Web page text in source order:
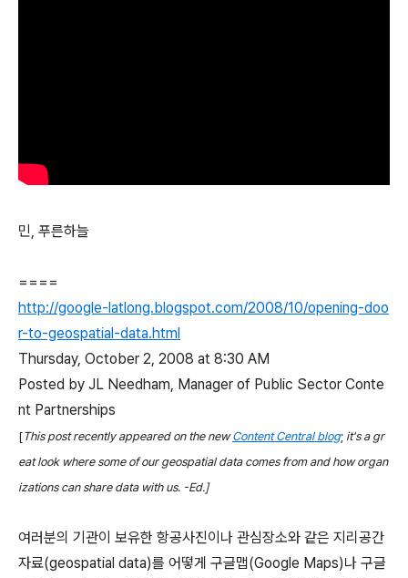
민, 푸른하늘
====
http://google-latlong.blogspot.com/2008/10/opening-doo
r-to-geospatial-data.html
Thursday, October 2, 2008 at 8:30 AM
Posted by JL Needham, Manager of Public Sector Conte
nt Partnerships
[This post recently appeared on the newContent Central blog; it's a gr
eat look where some of our geospatial data comes from and how organ
izations can share data with us. -Ed.]
여러분의 기관이 보유한 항공사진이나 관심장소와 같은 지리공간
자료(geospatial data)를 어떻게 구글맵(Google Maps)나 구글